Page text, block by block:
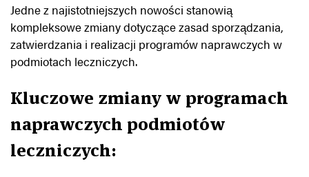
Jedne z najistotniejszych nowości stanowią
kompleksowe zmiany dotyczące zasad sporządzania,
zatwierdzania i realizacji programów naprawczych w
podmiotach leczniczych.
Kluczowe zmiany w programach
naprawczych podmiotów
leczniczych: